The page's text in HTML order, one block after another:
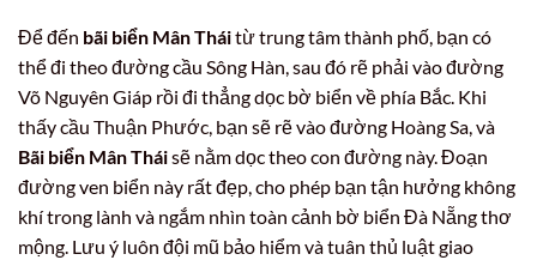
Để đến bãi biển Mân Tháitừ trung tâm thành phố, bạn có
thể đi theo đường cầu Sông Hàn, sau đó rẽ phải vào đường
Võ Nguyên Giáp rồi đi thẳng dọc bờ biển về phía Bắc. Khi
thấy cầu Thuận Phước, bạn sẽ rẽ vào đường Hoàng Sa, và
Bãi biển Mân Tháisẽ nằm dọc theo con đường này. Đoạn
đường ven biển này rất đẹp, cho phép bạn tận hưởng không
khí trong lành và ngắm nhìn toàn cảnh bờ biển Đà Nẵng thơ
mộng. Lưu ý luôn đội mũ bảo hiểm và tuân thủ luật giao